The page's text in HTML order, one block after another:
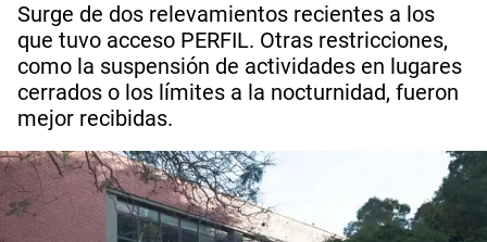
Surge de dos relevamientos recientes a los
que tuvo acceso PERFIL. Otras restricciones,
como la suspensión de actividades en lugares
cerrados o los límites a la nocturnidad, fueron
mejor recibidas.